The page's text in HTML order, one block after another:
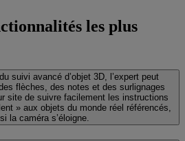
les plus
suivi avancé d’objet 3D, l’expert peut
flèches, des notes et des surlignages
site de suivre facilement les instructions
» aux objets du monde réel référencés,
la caméra s’éloigne.